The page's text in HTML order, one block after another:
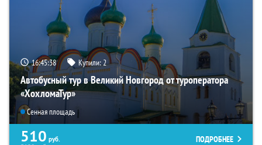
16:45:37 Купили:2
Автобусный тур в Великий Новгород от туроператора
«ХохломаТур»
Сенная площадь
510 руб.
ПОДРОБНЕЕ